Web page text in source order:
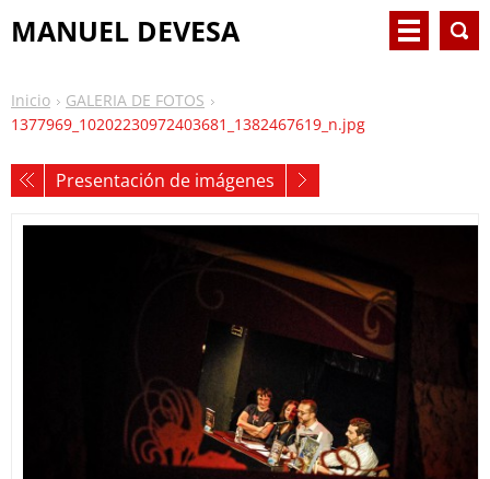
MANUEL DEVESA
Inicio
GALERIA DE FOTOS
1377969_10202230972403681_1382467619_n.jpg
Presentación de imágenes